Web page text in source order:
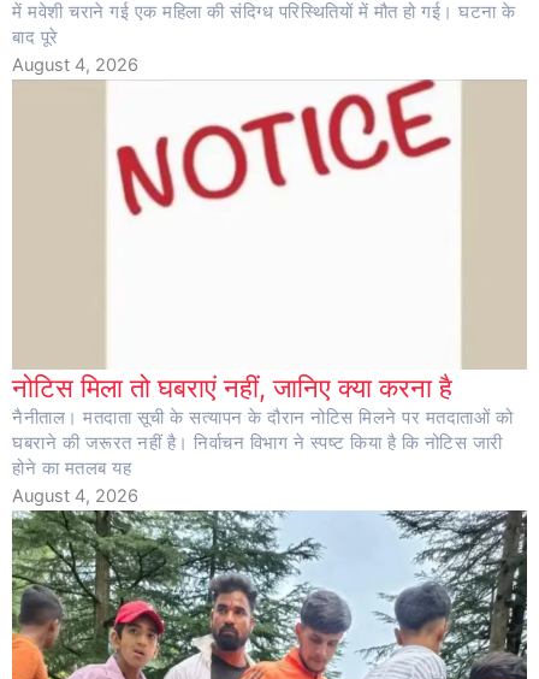
में मवेशी चराने गई एक महिला की संदिग्ध परिस्थितियों में मौत हो गई। घटना के
बाद पूरे
August 4, 2026
नोटिस मिला तो घबराएं नहीं, जानिए क्या करना है
नैनीताल। मतदाता सूची के सत्यापन के दौरान नोटिस मिलने पर मतदाताओं को
घबराने की जरूरत नहीं है। निर्वाचन विभाग ने स्पष्ट किया है कि नोटिस जारी
होने का मतलब यह
August 4, 2026